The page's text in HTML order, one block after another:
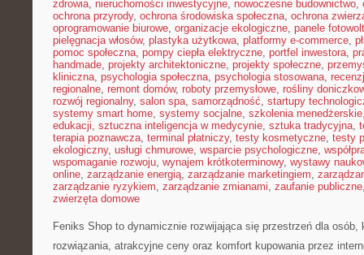
zdrowia, nieruchomości inwestycyjne, nowoczesne budownictwo,
ochrona przyrody, ochrona środowiska społeczna, ochrona
oprogramowanie biurowe, organizacje ekologiczne, panele
pielęgnacja włosów, plastyka użytkowa, platformy e-commerce,
pomoc społeczna, pompy ciepła elektryczne, portfel inwestora,
handmade, projekty architektoniczne, projekty społeczne,
kliniczna, psychologia społeczna, psychologia stosowana,
regionalne, remont domów, roboty przemysłowe, rośliny
rozwój regionalny, salon spa, samorządność, startupy
systemy smart home, systemy socjalne, szkolenia menedżerskie
edukacji, sztuczna inteligencja w medycynie, sztuka tradycyjna,
terapia poznawcza, terminal płatniczy, testy kosmetyczne, testy
ekologiczny, usługi chmurowe, wsparcie psychologiczne,
wspomaganie rozwoju, wynajem krótkoterminowy, wystawy
online, zarządzanie energią, zarządzanie marketingiem,
zarządzanie ryzykiem, zarządzanie zmianami, zaufanie publiczne
zwierzęta domowe
Feniks Shop to dynamicznie rozwijająca się przestrzeń dla osób,
rozwiązania, atrakcyjne ceny oraz komfort kupowania przez